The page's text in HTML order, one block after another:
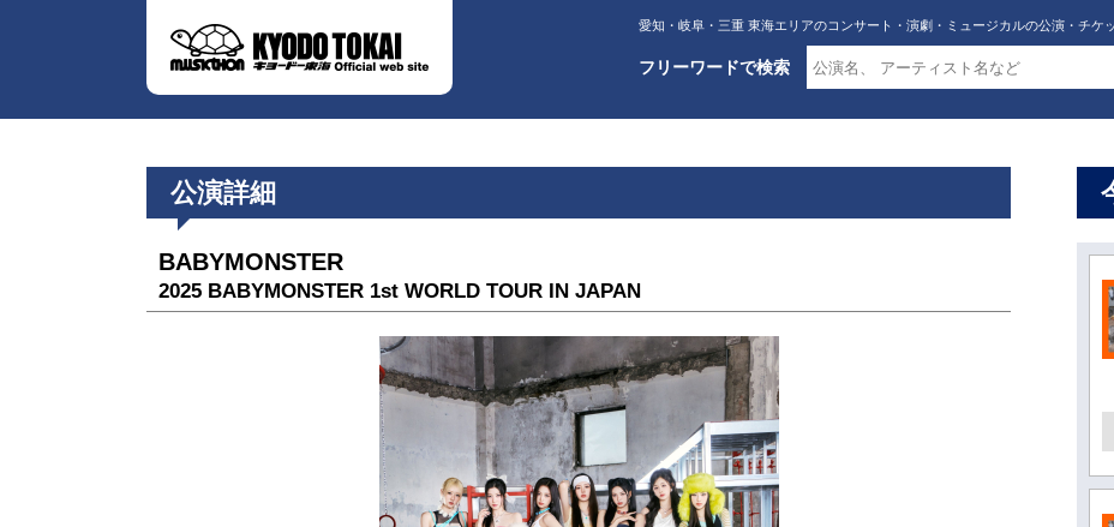
愛知・岐阜・三重 東海エリアのコンサート・演劇・ミュージカルの公演・チケ
フリーワードで検索
公演詳細
BABYMONSTER
2025 BABYMONSTER 1st WORLD TOUR IN JAPAN